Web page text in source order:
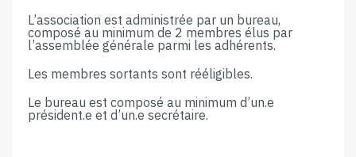
L’association est administrée par un bureau,
composé au minimum de 2 membres élus par
l’assemblée générale parmi les adhérents.
Les membres sortants sont rééligibles.
Le bureau est composé au minimum d’un.e
président.e et d’un.e secrétaire.